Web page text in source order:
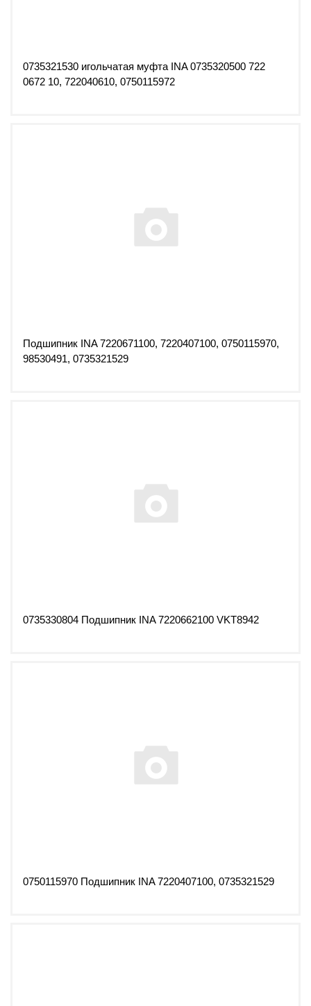
0735321530 игольчатая муфта INA 0735320500 722
0672 10, 722040610, 0750115972
Подшипник INA 7220671100, 7220407100, 0750115970,
98530491, 0735321529
0735330804 Подшипник INA 7220662100 VKT8942
0750115970 Подшипник INA 7220407100, 0735321529